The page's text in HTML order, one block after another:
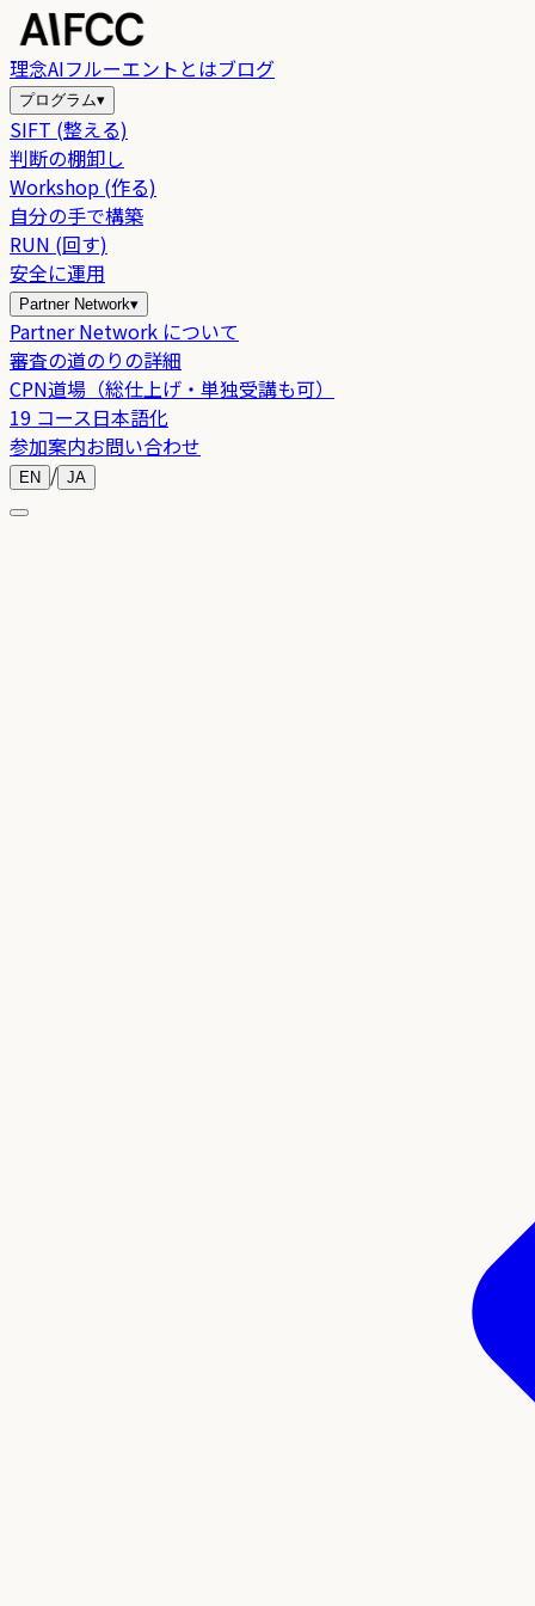
理念AIフルーエントとはブログ
プログラム▾
SIFT (整える)
判断の棚卸し
Workshop (作る)
自分の手で構築
RUN (回す)
安全に運用
Partner Network▾
Partner Network について
審査の道のりの詳細
CPN道場（総仕上げ・単独受講も可）
19 コース日本語化
参加案内お問い合わせ
EN / JA